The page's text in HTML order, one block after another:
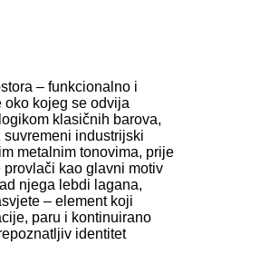
– funkcionalno i
oko kojeg se odvija
klasičnih barova,
industrijski
metalnim tonovima, prije
kao glavni motiv
njega lebdi lagana,
– element koji
paru i kontinuirano
identitet